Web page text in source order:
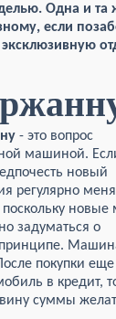
Одна и та
если
- это вопрос
машиной.
новый
регулярно
новые
задуматься о
принципе.
покупки
в
суммы